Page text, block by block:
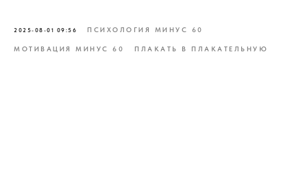
2025-08-01 09:56 ПСИХОЛОГИЯ МИНУС 60
МОТИВАЦИЯ МИНУС 60 ПЛАКАТЬ В ПЛАКАТЕЛЬНУЮ